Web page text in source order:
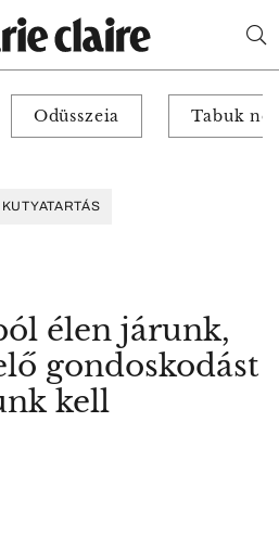
Odüsszeia Tabuk
KUTYATARTÁS
élen járunk,
gondoskodást
kell